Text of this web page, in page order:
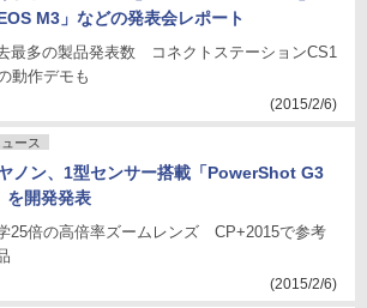
EOS M3」などの発表会レポート
最多の製品発表数 コネクトステーションCS1
動作デモも
(2015/2/6)
ュース
ノン、1型センサー搭載「PowerShot G3
を開発発表
25倍の高倍率ズームレンズ CP+2015で参考
(2015/2/6)